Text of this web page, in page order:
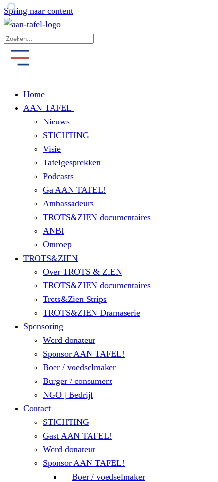
Spring naar content
Home
AAN TAFEL!
Nieuws
STICHTING
Visie
Tafelgesprekken
Podcasts
Ga AAN TAFEL!
Ambassadeurs
TROTS&ZIEN documentaires
ANBI
Omroep
TROTS&ZIEN
Over TROTS & ZIEN
TROTS&ZIEN documentaires
Trots&Zien Strips
TROTS&ZIEN Dramaserie
Sponsoring
Word donateur
Sponsor AAN TAFEL!
Boer / voedselmaker
Burger / consument
NGO | Bedrijf
Contact
STICHTING
Gast AAN TAFEL!
Word donateur
Sponsor AAN TAFEL!
Boer / voedselmaker